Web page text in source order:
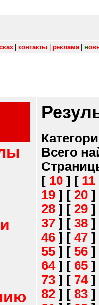
контакты реклама| н
Всего
[ 10 ] [ 11
19 ] [ 20 ]
28 ] [ 29 ]
37 ] [ 38 ]
46 ] [ 47 ]
55 ] [ 56 ]
64] [ 65 ]
73 ] [ 74]
82 ] [ 83 ]